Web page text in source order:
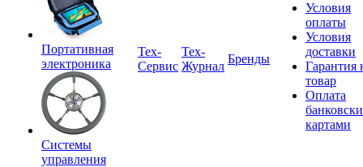
Портативная
электроника
Системы
управления
Tex-
Сервис
Тех-
Журнал
Бренды
Условия
оплаты
Условия
доставки
Гарантия
товар
Оплата
картами